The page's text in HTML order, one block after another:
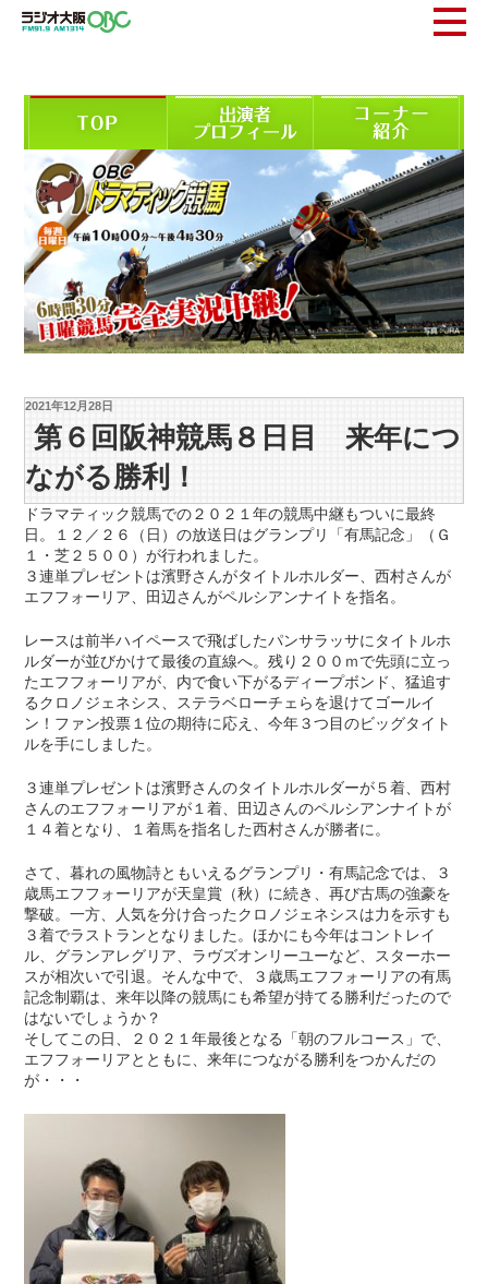
2021年12月28日
第６回阪神競馬８日目 来年につ
ながる勝利！
ドラマティック競馬での２０２１年の競馬中継もついに最終
日。１２／２６（日）の放送日はグランプリ「有馬記念」（Ｇ
１・芝２５００）が行われました。
３連単プレゼントは濱野さんがタイトルホルダー、西村さんが
エフフォーリア、田辺さんがペルシアンナイトを指名。
レースは前半ハイペースで飛ばしたパンサラッサにタイトルホ
ルダーが並びかけて最後の直線へ。残り２００ｍで先頭に立っ
たエフフォーリアが、内で食い下がるディープボンド、猛追す
るクロノジェネシス、ステラベローチェらを退けてゴールイ
ン！ファン投票１位の期待に応え、今年３つ目のビッグタイト
ルを手にしました。
３連単プレゼントは濱野さんのタイトルホルダーが５着、西村
さんのエフフォーリアが１着、田辺さんのペルシアンナイトが
１４着となり、１着馬を指名した西村さんが勝者に。
さて、暮れの風物詩ともいえるグランプリ・有馬記念では、３
歳馬エフフォーリアが天皇賞（秋）に続き、再び古馬の強豪を
撃破。一方、人気を分け合ったクロノジェネシスは力を示すも
３着でラストランとなりました。ほかにも今年はコントレイ
ル、グランアレグリア、ラヴズオンリーユーなど、スターホー
スが相次いで引退。そんな中で、３歳馬エフフォーリアの有馬
記念制覇は、来年以降の競馬にも希望が持てる勝利だったので
はないでしょうか？
そしてこの日、２０２１年最後となる「朝のフルコース」で、
エフフォーリアとともに、来年につながる勝利をつかんだの
が・・・